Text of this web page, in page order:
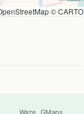
© CARTO
Waze GMaps